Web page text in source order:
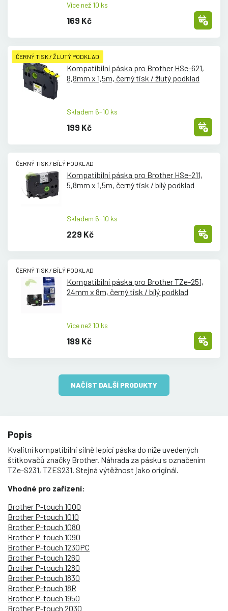
Více než 10 ks
169 Kč
ČERNÝ TISK / ŽLUTÝ PODKLAD
Kompatibilní páska pro Brother HSe-621,
8,8mm x 1,5m, černý tisk / žlutý podklad
Skladem 6-10 ks
199 Kč
ČERNÝ TISK / BÍLÝ PODKLAD
Kompatibilní páska pro Brother HSe-211,
5,8mm x 1,5m, černý tisk / bílý podklad
Skladem 6-10 ks
229 Kč
ČERNÝ TISK / BÍLÝ PODKLAD
Kompatibilní páska pro Brother TZe-251,
24mm x 8m, černý tisk / bílý podklad
Více než 10 ks
199 Kč
NAČÍST DALŠÍ PRODUKTY
Popis
Kvalitní kompatibilní silně lepící páska do níže uvedených
štítkovačů značky Brother. Náhrada za pásku s označením
TZe-S231, TZES231. Stejná výtěžnost jako originál.
Vhodné pro zařízení:
Brother P-touch 1000
Brother P-touch 1010
Brother P-touch 1080
Brother P-touch 1090
Brother P-touch 1230PC
Brother P-touch 1260
Brother P-touch 1280
Brother P-touch 1830
Brother P-touch 18R
Brother P-touch 1950
Brother P-touch 2030